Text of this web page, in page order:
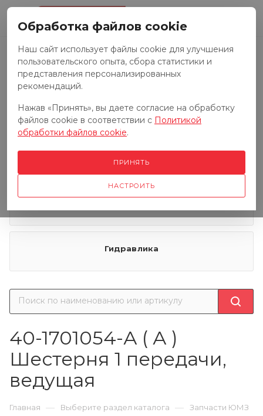
Запчасти к тракторам
Запчасти к грузовым автомобилям
Гидравлика
40-1701054-А ( А )
Шестерня 1 передачи,
ведущая
Главная — Выберите раздел каталога — Запчасти ЮМЗ
Обработка файлов cookie
Наш сайт использует файлы cookie для улучшения
пользовательского опыта, сбора статистики и
представления персонализированных
рекомендаций.
Нажав «Принять», вы даете согласие на обработку
файлов cookie в соответствии с Политикой
обработки файлов cookie.
НАСТРОИТЬ
ПРИНЯТЬ